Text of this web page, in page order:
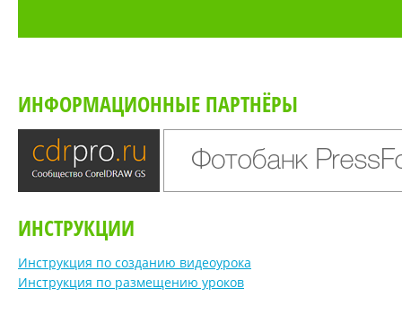
ИНФОРМАЦИОННЫЕ ПАРТНЁРЫ
ИНСТРУКЦИИ
Инструкция по созданию видеоурока
Инструкция по размещению уроков